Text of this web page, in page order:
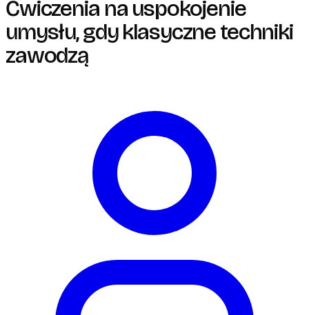
Ćwiczenia na uspokojenie
umysłu, gdy klasyczne techniki
zawodzą